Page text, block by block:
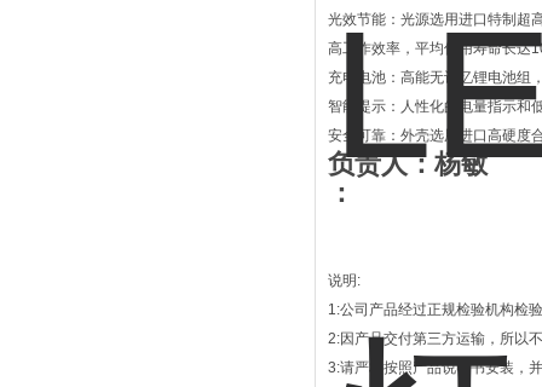
光效节能：光源选用进口特制超
高工作效率，平均使用寿命长达
充电电池：高能无记忆锂电池组
智能提示：人性化的电量指示和
安全可靠：外壳选用进口高硬度
负责人：杨敏
：
说明:
1:公司产品经过正规检验机构检
2:因产品交付第三方运输，所以
3:请严格按照产品说明书安装，